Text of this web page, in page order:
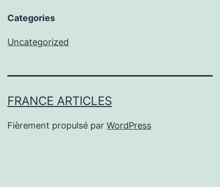
Categories
Uncategorized
FRANCE ARTICLES
Fièrement propulsé par WordPress